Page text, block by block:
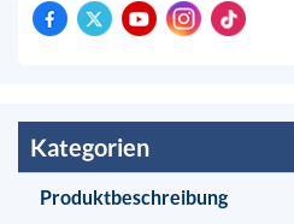
Kategorien
Produktbeschreibung